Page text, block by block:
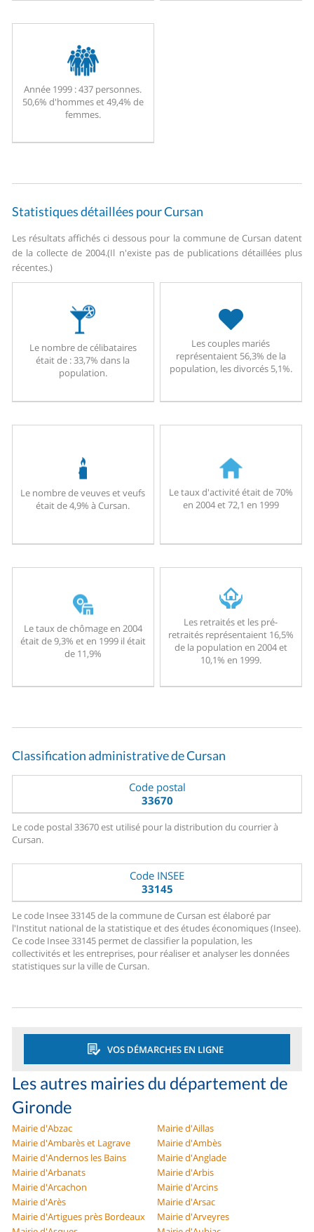
Année 1999 :437 personnes.
50,6% d'hommes et 49,4% de
femmes.
Statistiques détaillées pour Cursan
Les résultats affichés ci dessous pour la commune de Cursan datent
de la collecte de 2004.(Il n'existe pas de publications détaillées plus
récentes.)
Le nombre de célibataires
était de : 33,7% dans la
population.
Les couples mariés
représentaient 56,3% de la
population, les divorcés 5,1%.
Le nombre de veuves et veufs
était de 4,9% à Cursan.
Le taux d'activité était de 70%
en 2004 et 72,1 en 1999
Le taux de chômage en 2004
était de 9,3% et en 1999 il était
de 11,9%
Les retraités et les pré-
retraités représentaient 16,5%
de la population en 2004 et
10,1% en 1999.
Classification administrative de Cursan
Code postal
33670
Le code postal 33670 est utilisé pour la distribution du courrier à
Cursan.
Code INSEE
33145
Le code Insee 33145 de la commune de Cursan est élaboré par
l'Institut national de la statistique et des études économiques (Insee).
Ce code Insee 33145 permet de classifier la population, les
collectivités et les entreprises, pour réaliser et analyser les données
statistiques sur la ville de Cursan.
VOS DÉMARCHES EN LIGNE
Les autres mairies du département de
Gironde
Mairie d'Abzac
Mairie d'Aillas
Mairie d'Ambarès et Lagrave
Mairie d'Ambès
Mairie d'Andernos les Bains
Mairie d'Anglade
Mairie d'Arbanats
Mairie d'Arbis
Mairie d'Arcachon
Mairie d'Arcins
Mairie d'Arès
Mairie d'Arsac
Mairie d'Artigues près Bordeaux
Mairie d'Arveyres